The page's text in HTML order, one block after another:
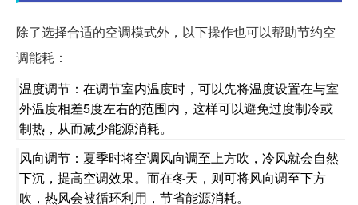
除了选择合适的空调模式外，以下操作也可以帮助节约空
调能耗：
温度调节：在调节室内温度时，可以先将温度设置在与室
外温度相差5度左右的范围内，这样可以避免过度制冷或
制热，从而减少能源消耗。
风向调节：夏季时将空调风向调至上方吹，冷风就会自然
下沉，提高空调效果。而在冬天，则可将风向调至下方
吹，热风会被循环利用，节省能源消耗。